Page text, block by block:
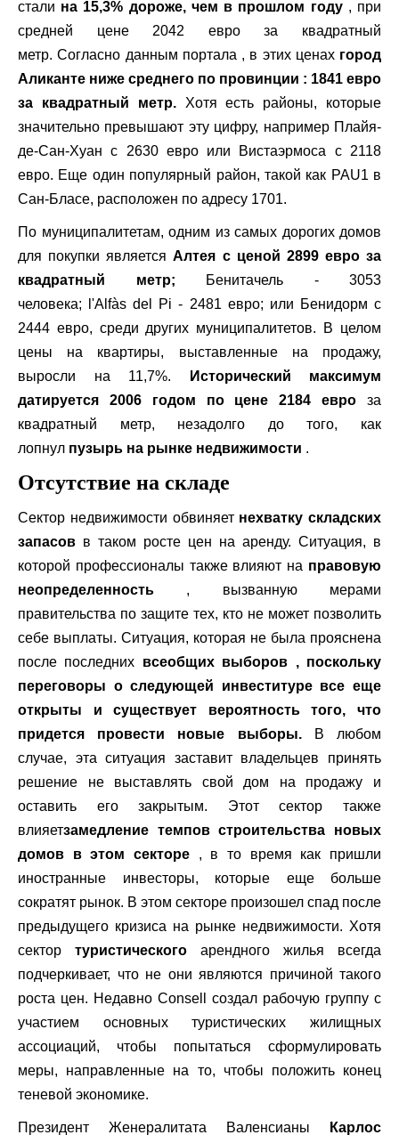
стали на 15,3% дороже, чем в прошлом году, при
средней цене 2042 евро за квадратный
метр. Согласно данным портала , в этих ценах город
Аликанте ниже среднего по провинции : 1841 евро
за квадратный метр. Хотя есть районы, которые
значительно превышают эту цифру, например Плайя-
де-Сан-Хуан с 2630 евро или Вистаэрмоса с 2118
евро. Еще один популярный район, такой как PAU1 в
Сан-Бласе, расположен по адресу 1701.
По муниципалитетам, одним из самых дорогих домов
для покупки являетсяАлтея с ценой 2899 евро за
квадратный метр;
Бенитачель - 3053
человека; l'Alfàs del Pi - 2481 евро; или Бенидорм с
2444 евро, среди других муниципалитетов. В целом
цены на квартиры, выставленные на продажу,
выросли на 11,7%.
Исторический максимум
датируется 2006 годом по цене 2184 евро за
квадратный метр, незадолго до того, как
лопнул пузырь на рынке недвижимости .
Отсутствие на складе
Сектор недвижимости обвиняет нехватку складских
запасов в таком росте цен на аренду. Ситуация, в
которой профессионалы также влияют на правовую
неопределенность , вызванную мерами
правительства по защите тех, кто не может позволить
себе выплаты. Ситуация, которая не была прояснена
после последних всеобщих выборов , поскольку
переговоры о следующей инвеституре все еще
открыты и существует вероятность того, что
придется провести новые выборы.
В любом
случае, эта ситуация заставит владельцев принять
решение не выставлять свой дом на продажу и
оставить его закрытым. Этот сектор также
влияетзамедление темпов строительства новых
домов в этом секторе , в то время как пришли
иностранные инвесторы, которые еще больше
сократят рынок. В этом секторе произошел спад после
предыдущего кризиса на рынке недвижимости. Хотя
сектор туристического арендного жилья всегда
подчеркивает, что не они являются причиной такого
роста цен. Недавно Consell создал рабочую группу с
участием основных туристических жилищных
ассоциаций, чтобы попытаться сформулировать
меры, направленные на то, чтобы положить конец
теневой экономике.
Президент Женералитата Валенсианы
Карлос